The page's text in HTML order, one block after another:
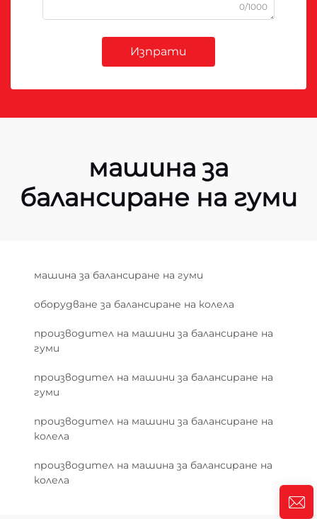
0/1000
Изпрати
машина за
балансиране на гуми
машина за балансиране на гуми
оборудване за балансиране на колела
производител на машини за балансиране на
гуми
производител на машини за балансиране на
гуми
производител на машини за балансиране на
колела
производител на машина за балансиране на
колела